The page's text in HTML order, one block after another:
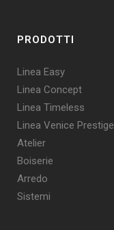
PRODOTTI
Linea Easy
Linea Concept
Linea Timeless
Linea Venice Prestige
Atelier
Boiserie
Arredo
Sistemi